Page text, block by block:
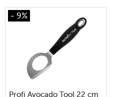
- 9%
Profi Avocado Tool 22 cm